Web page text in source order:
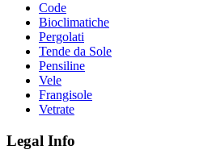
Code
Bioclimatiche
Pergolati
Tende da Sole
Pensiline
Vele
Frangisole
Vetrate
Legal Info